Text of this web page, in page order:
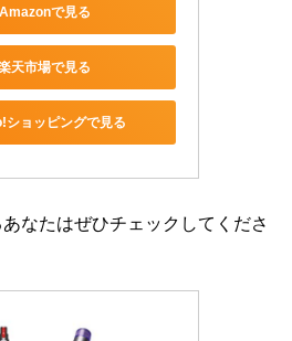
Amazonで見る
天市場で見る
ショッピングで見る
なたはぜひチェックしてくださ